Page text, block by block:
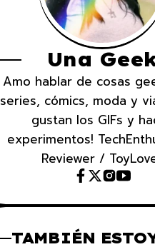
Una
Amo hablar de cosas
series, cómics, moda y
gustan los GIFs y
experimentos!
Reviewer /
TAMBIÉN